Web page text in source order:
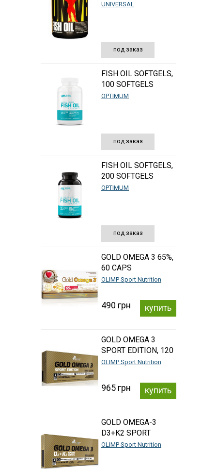
UNIVERSAL
под заказ
FISH OIL SOFTGELS,
100 SOFTGELS
OPTIMUM
под заказ
FISH OIL SOFTGELS,
200 SOFTGELS
OPTIMUM
под заказ
GOLD OMEGA 3 65%,
60 CAPS
OLIMP Sport Nutrition
490 грн купить
GOLD OMEGA 3
SPORT EDITION, 120
CAPS
OLIMP Sport Nutrition
965 грн купить
GOLD OMEGA-3
D3+K2 SPORT
EDITION, 60 CAPS
OLIMP Sport Nutrition